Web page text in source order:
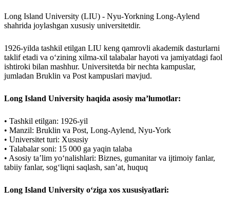
Long Island University (LIU) - Nyu-Yorkning Long-Aylend
shahrida joylashgan xususiy universitetdir.
1926-yilda tashkil etilgan LIU keng qamrovli akademik dasturlarni
taklif etadi va o‘zining xilma-xil talabalar hayoti va jamiyatdagi faol
ishtiroki bilan mashhur. Universitetda bir nechta kampuslar,
jumladan Bruklin va Post kampuslari mavjud.
Long Island University haqida asosiy ma’lumotlar:
• Tashkil etilgan: 1926-yil
• Manzil: Bruklin va Post, Long-Aylend, Nyu-York
• Universitet turi: Xususiy
• Talabalar soni: 15 000 ga yaqin talaba
• Asosiy taʼlim yoʻnalishlari: Biznes, gumanitar va ijtimoiy fanlar,
tabiiy fanlar, sogʻliqni saqlash, sanʼat, huquq
Long Island University o‘ziga xos xususiyatlari: